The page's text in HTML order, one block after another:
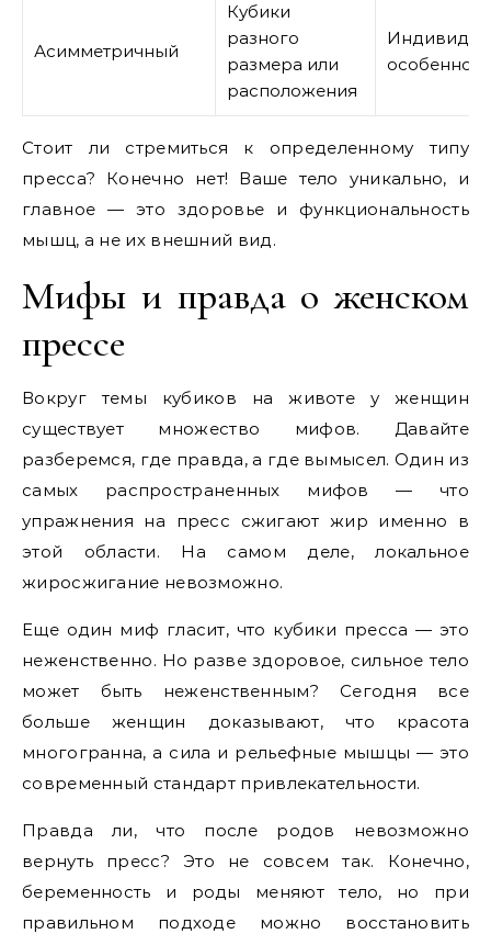
Асимметричный
Кубики
разного
размера или
расположения
Стоит ли стремиться к определенному типу
пресса? Конечно нет! Ваше тело уникально, и
главное — это здоровье и функциональность
мышц, а не их внешний вид.
Мифы и правда о женском
прессе
Вокруг темы кубиков на животе у женщин
существует множество мифов. Давайте
разберемся, где правда, а где вымысел. Один из
самых распространенных мифов — что
упражнения на пресс сжигают жир именно в
этой области. На самом деле, локальное
жиросжигание невозможно.
Еще один миф гласит, что кубики пресса — это
неженственно. Но разве здоровое, сильное тело
может быть неженственным? Сегодня все
больше женщин доказывают, что красота
многогранна, а сила и рельефные мышцы — это
современный стандарт привлекательности.
Правда ли, что после родов невозможно
вернуть пресс? Это не совсем так. Конечно,
беременность и роды меняют тело, но при
правильном подходе можно восстановить